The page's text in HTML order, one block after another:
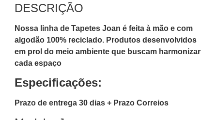
DESCRIÇÃO
Nossa linha de Tapetes Joan é feita à mão e com
algodão 100% reciclado. Produtos desenvolvidos
em prol do meio ambiente que buscam harmonizar
cada espaço
Especificações:
Prazo de entrega 30 dias + Prazo Correios